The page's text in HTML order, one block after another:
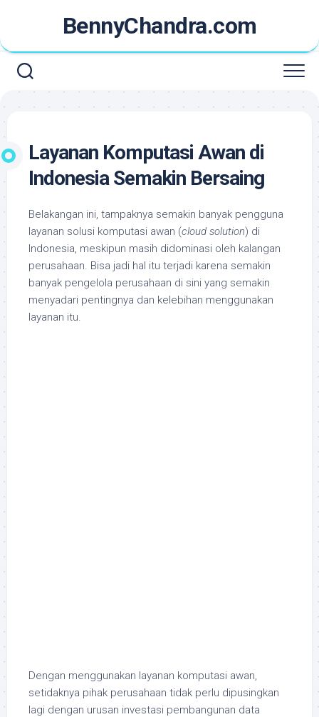
content
BennyChandra.com
Layanan Komputasi Awan di
Indonesia Semakin Bersaing
Belakangan ini, tampaknya semakin banyak pengguna
layanan solusi komputasi awan (cloud solution) di
Indonesia, meskipun masih didominasi oleh kalangan
perusahaan. Bisa jadi hal itu terjadi karena semakin
banyak pengelola perusahaan di sini yang semakin
menyadari pentingnya dan kelebihan menggunakan
layanan itu.
Dengan menggunakan layanan komputasi awan,
setidaknya pihak perusahaan tidak perlu dipusingkan
lagi dengan urusan investasi pembangunan data